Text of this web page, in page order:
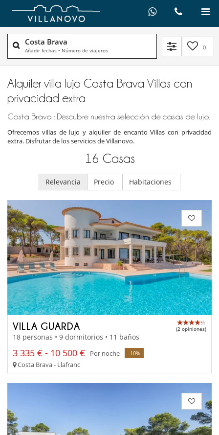
Costa Brava
Añadir fechas • Número de viajeros 0
Alquiler villa lujo Costa Brava Villas con
privacidad extra
Costa Brava : Descubre nuestra selección de casas de lujo.
Ofrecemos villas de lujo y alquiler de encanto Villas con privacidad
extra. Disfrutar de los servicios de Villanovo.
16 Casas
Relevancia Precio Habitaciones
VILLA GUARDA (2 opiniones)
18 personas • 9 dormitorios • 11 baños
3 335 € - 10 500 € Por noche -10%
Costa Brava - Llafranc